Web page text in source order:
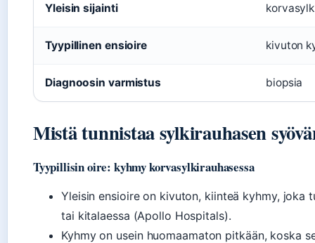
Yleisin sijainti
Tyypillinen ensioire kivuton
Diagnoosin varmistus biopsia
Mistä tunnistaa sylkirauhasen
Tyypillisin oire: kyhmy korvasylkirauhasessa
Yleisin ensioire on kivuton, kiinteä kyhmy, joka
tai kitalaessa (Apollo Hospitals).
Kyhmy on usein huomaamaton pitkään, koska